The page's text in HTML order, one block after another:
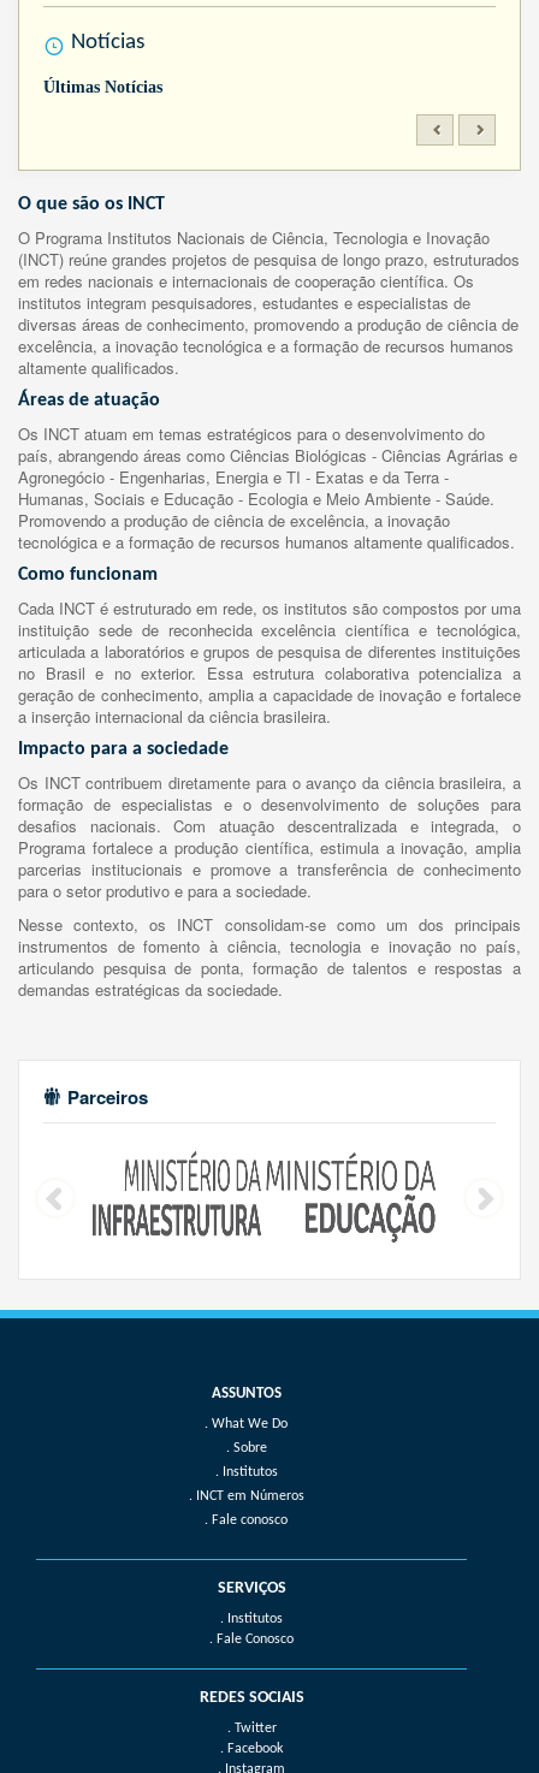
Notícias
Últimas Notícias
O que são os INCT
O Programa Institutos Nacionais de Ciência, Tecnologia e Inovação
(INCT) reúne grandes projetos de pesquisa de longo prazo, estruturados
em redes nacionais e internacionais de cooperação científica. Os
institutos integram pesquisadores, estudantes e especialistas de
diversas áreas de conhecimento, promovendo a produção de ciência de
excelência, a inovação tecnológica e a formação de recursos humanos
altamente qualificados.
Áreas de atuação
Os INCT atuam em temas estratégicos para o desenvolvimento do
país, abrangendo áreas como Ciências Biológicas - Ciências Agrárias e
Agronegócio - Engenharias, Energia e TI - Exatas e da Terra -
Humanas, Sociais e Educação - Ecologia e Meio Ambiente - Saúde.
Promovendo a produção de ciência de excelência, a inovação
tecnológica e a formação de recursos humanos altamente qualificados.
Como funcionam
Cada INCT é estruturado em rede, os institutos são compostos por uma
instituição sede de reconhecida excelência científica e tecnológica,
articulada a laboratórios e grupos de pesquisa de diferentes instituições
no Brasil e no exterior. Essa estrutura colaborativa potencializa a
geração de conhecimento, amplia a capacidade de inovação e fortalece
a inserção internacional da ciência brasileira.
Impacto para a sociedade
Os INCT contribuem diretamente para o avanço da ciência brasileira, a
formação de especialistas e o desenvolvimento de soluções para
desafios nacionais. Com atuação descentralizada e integrada, o
Programa fortalece a produção científica, estimula a inovação, amplia
parcerias institucionais e promove a transferência de conhecimento
para o setor produtivo e para a sociedade.
Nesse contexto, os INCT consolidam-se como um dos principais
instrumentos de fomento à ciência, tecnologia e inovação no país,
articulando pesquisa de ponta, formação de talentos e respostas a
demandas estratégicas da sociedade.
Parceiros
What We Do
Sobre
Institutos
INCT em Números
Fale conosco
SERVIÇOS
. Institutos
. Fale Conosco
REDES SOCIAIS
. Twitter
. Facebook
. Instagram